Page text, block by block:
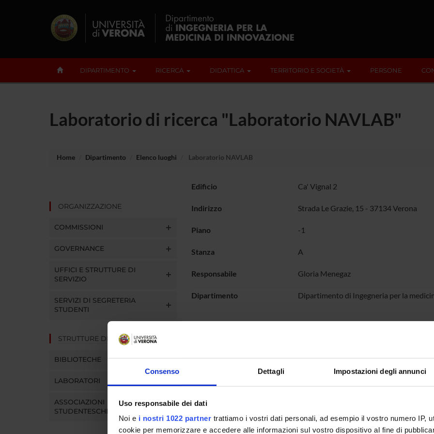
Consenso Dettagli Impostazioni degli annunci
Uso responsabile dei dati
Noi e i nostri 1022 partner trattiamo i vostri dati personali, ad esempio il vostro numero IP,
cookie per memorizzare e accedere alle informazioni sul vostro dispositivo al fine di
DIPARTIMENTO RICERCA DIDATTICA TERRITORIO E SOCIETÀ PERSONE
Laboratorio di ricerca "Laboratorio NAVLAB"
Home Dipartimento Elenco luoghi Laboratorio NAVLAB
ORGANIZZAZIONE
COMMISSIONI
GOVERNANCE
UFFICI E STRUTTURE DI
SERVIZIO
SERVIZI DI SEGRETERIA
STUDENTI
STRUTTURE DEL DIPARTIMENTO
BIBLIOTECHE
LABORATORI
ASSOCIAZIONI
STUDENTESCHE
Edificio Ca' Vignal 2
Indirizzo Strada Le Grazie, 15 - 37134 Verona
Piano -1
Stanza A
Responsabile Gloria Menegaz
Dipartimento Dipartimento di Ingegneria per la
The activity of the Lab. is centered on neuroimaging, medical imaging
LUOGHI DI INTERESSE